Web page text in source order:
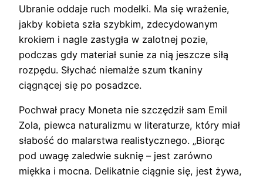
Ubranie oddaje ruch modelki. Ma się wrażenie,
jakby kobieta szła szybkim, zdecydowanym
krokiem i nagle zastygła w zalotnej pozie,
podczas gdy materiał sunie za nią jeszcze siłą
rozpędu. Słychać niemalże szum tkaniny
ciągnącej się po posadzce.
Pochwał pracy Moneta nie szczędził sam Emil
Zola, piewca naturalizmu w literaturze, który miał
słabość do malarstwa realistycznego. „Biorąc
pod uwagę zaledwie suknię – jest zarówno
miękka i mocna. Delikatnie ciągnie się, jest żywa,